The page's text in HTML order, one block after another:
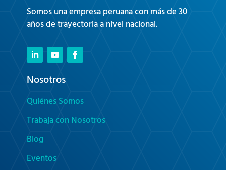
Somos una empresa peruana con más de 30
años de trayectoria a nivel nacional.
Nosotros
Quiénes Somos
Trabaja con Nosotros
Blog
Eventos